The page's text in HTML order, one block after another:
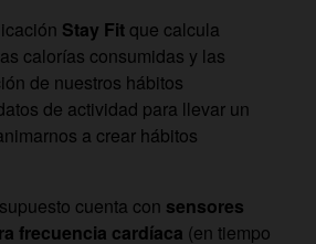
Stay Fit que calcula
calorías consumidas y las
de nuestros hábitos
de actividad para llevar un
a crear hábitos
cuenta con sensores
frecuencia cardíaca (en tiempo